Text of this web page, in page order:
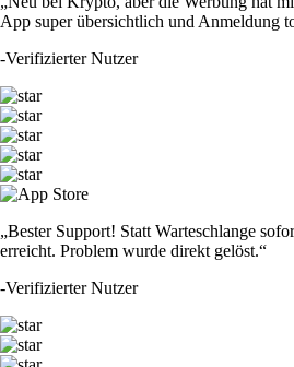
App super übersichtlich und Anmeldung
-Verifizierter Nutzer
„Bester Support! Statt Warteschlange
erreicht. Problem wurde direkt gelöst.“
-Verifizierter Nutzer